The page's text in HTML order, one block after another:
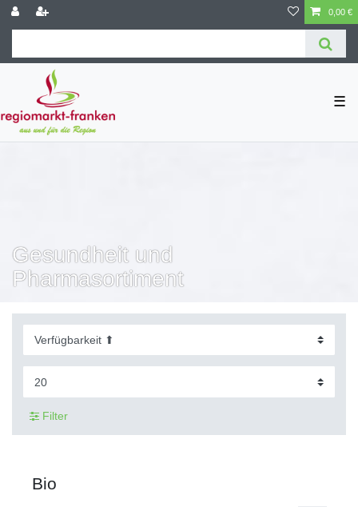
0,00 €
☰
Gesundheit und
Pharmasortiment
Filter
Bio